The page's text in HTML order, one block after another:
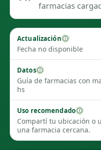
farmacias
Actualización
Fecha no disponible
Datos
Guía de farmacias con
hs
Uso recomendado
Compartí tu ubicación o
una farmacia cercana.